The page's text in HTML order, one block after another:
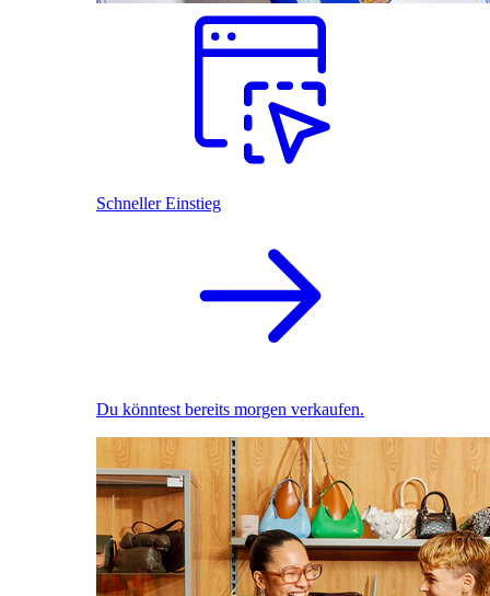
Schneller Einstieg
Du könntest bereits morgen verkaufen.